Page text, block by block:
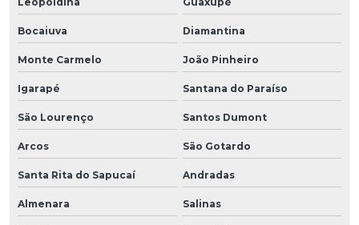
Bocaiuva Diamantina
Monte Carmelo João Pinheiro
Igarapé Santana do Paraíso
São Lourenço Santos Dumont
Arcos São Gotardo
Santa Rita do Sapucaí Andradas
Almenara Salinas